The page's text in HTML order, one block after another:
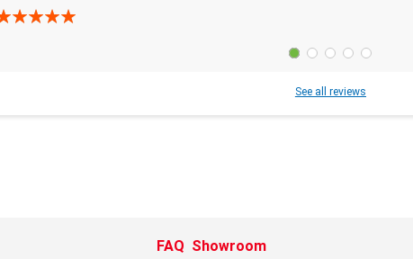
See all reviews
FAQ Showroom